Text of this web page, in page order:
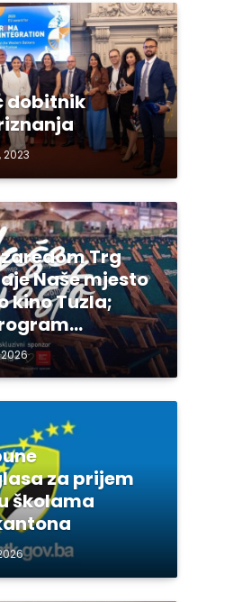
dobitnik
2023
Trg
Naše mjesto
kino Tuzla;
za prijem
školama